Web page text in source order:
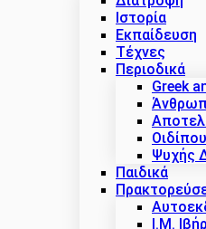
Ιστορία
Εκπαίδευση
Τέχνες
Περιοδικά
Greek
Ψυχής
Παιδικά
Ι.Μ.